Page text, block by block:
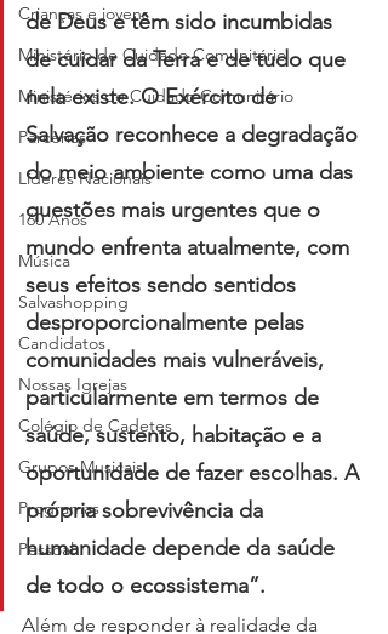
Crianças e jovens
Ministério de Cuidado Comunitário
Ministérios de Cuidado Comunitário
Parcerias
Líderes Nacionais
160 Anos
Música
Salvashopping
Candidatos
Nossas Igrejas
Colégio de Cadetes
Grupos Musicais
Programas
Pessoal
de Deus e têm sido incumbidas
de cuidar da Terra e de tudo que
nela existe. O Exército de
Salvação reconhece a degradação
do meio ambiente como uma das
questões mais urgentes que o
mundo enfrenta atualmente, com
seus efeitos sendo sentidos
desproporcionalmente pelas
comunidades mais vulneráveis,
particularmente em termos de
saúde, sustento, habitação e a
oportunidade de fazer escolhas. A
própria sobrevivência da
humanidade depende da saúde
de todo o ecossistema”.
Além de responder à realidade da